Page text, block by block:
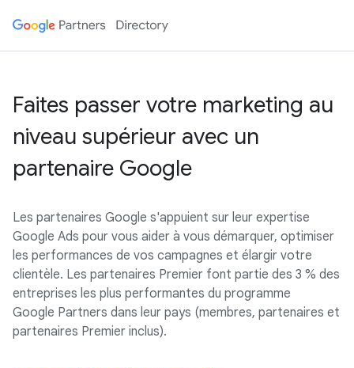
Faites passer votre marketing au
niveau supérieur avec un
partenaire Google
Les partenaires Google s'appuient sur leur expertise
Google Ads pour vous aider à vous démarquer, optimiser
les performances de vos campagnes et élargir votre
clientèle. Les partenaires Premier font partie des 3 % des
entreprises les plus performantes du programme
Google Partners dans leur pays (membres, partenaires et
partenaires Premier inclus).